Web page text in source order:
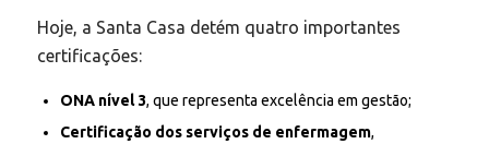
Hoje, a Santa Casa detém quatro importantes
certificações:
ONA nível 3, que representa excelência em gestão;
Certificação dos serviços de enfermagem,